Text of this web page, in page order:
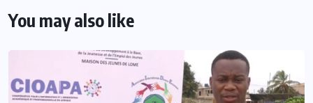
You may also like